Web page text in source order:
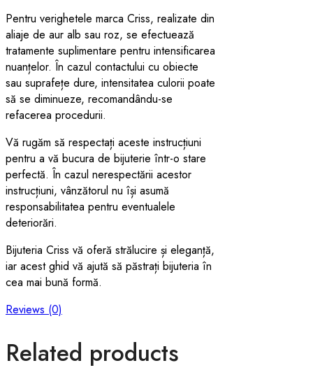
Pentru verighetele marca Criss, realizate din
aliaje de aur alb sau roz, se efectuează
tratamente suplimentare pentru intensificarea
nuanțelor. În cazul contactului cu obiecte
sau suprafețe dure, intensitatea culorii poate
să se diminueze, recomandându-se
refacerea procedurii.
Vă rugăm să respectați aceste instrucțiuni
pentru a vă bucura de bijuterie într-o stare
perfectă. În cazul nerespectării acestor
instrucțiuni, vânzătorul nu își asumă
responsabilitatea pentru eventualele
deteriorări.
Bijuteria Criss vă oferă strălucire și eleganță,
iar acest ghid vă ajută să păstrați bijuteria în
cea mai bună formă.
Reviews (0)
Related products